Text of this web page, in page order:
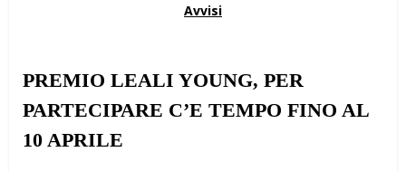
Avvisi
PREMIO LEALI YOUNG, PER
PARTECIPARE C’E TEMPO FINO AL
10 APRILE